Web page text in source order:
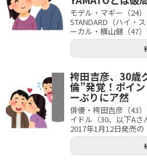
モデル・マギー（24
STANDARD（ハイ・
ーカル・横山健（47
袴田吉彦、30歳
倫”発覚！ポイ
ーぶりにア然
俳優・袴田吉彦（43
イドル（30、以下Aさ
2017年1月12日発売